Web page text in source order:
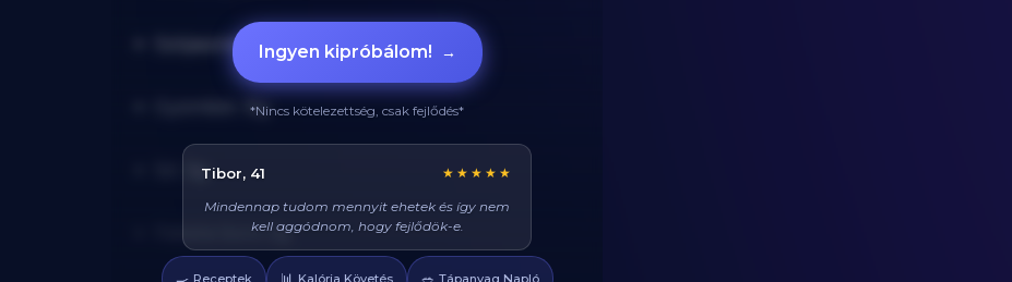
Szójaszósz: 20ml
Gyömbér: 8g
Só: 3g
Fekete bors: 2g
Ingyen kipróbálom! →
*Nincs kötelezettség, csak fejlődés*
Réka, 29 ★★★★★
Azt hittem diétán csak csirkét és brokkolit lehet
enni, veletek mindig tudok valami finomat